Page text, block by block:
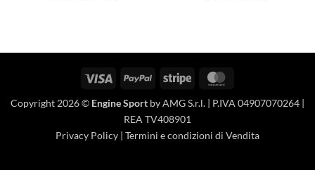
Visa PayPal Stripe
Copyright 2026 © Engine Sport by AMG S.r.l. | P.IVA 04907070264 |
REA TV408901
Privacy Policy | Termini e condizioni di Vendita